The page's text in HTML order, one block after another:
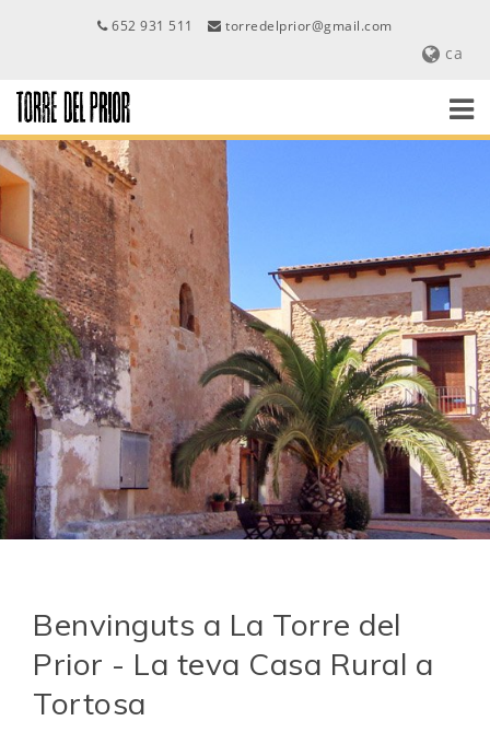
652 931 511 torredelprior@gmail.com
ca
Benvinguts a La Torre del
Prior - La teva Casa Rural a
Tortosa